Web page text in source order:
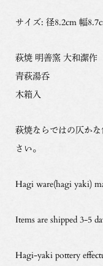
サイズ: 径8.2cm 幅
萩焼 明善窯 大和潔作
青萩湯呑
木箱入
萩焼ならではの仄か
さい。
Hagi ware(hagi yaki)
Items are shipped 3-5
Hagi-yaki pottery